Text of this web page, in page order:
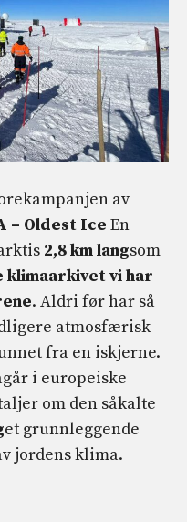
av
– Oldest Ice En
2,8 km langsom
vi har
. Aldri før har så
atmosfærisk
fra en iskjerne.
i europeiske
om den såkalte
et grunnleggende
jordens klima.